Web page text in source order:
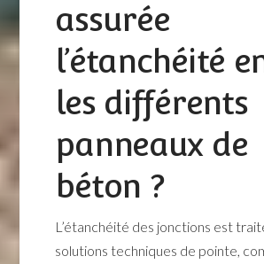
assurée
l’étanchéité
les différents
panneaux de
béton ?
L’étanchéité des jonctions est
solutions techniques de pointe,